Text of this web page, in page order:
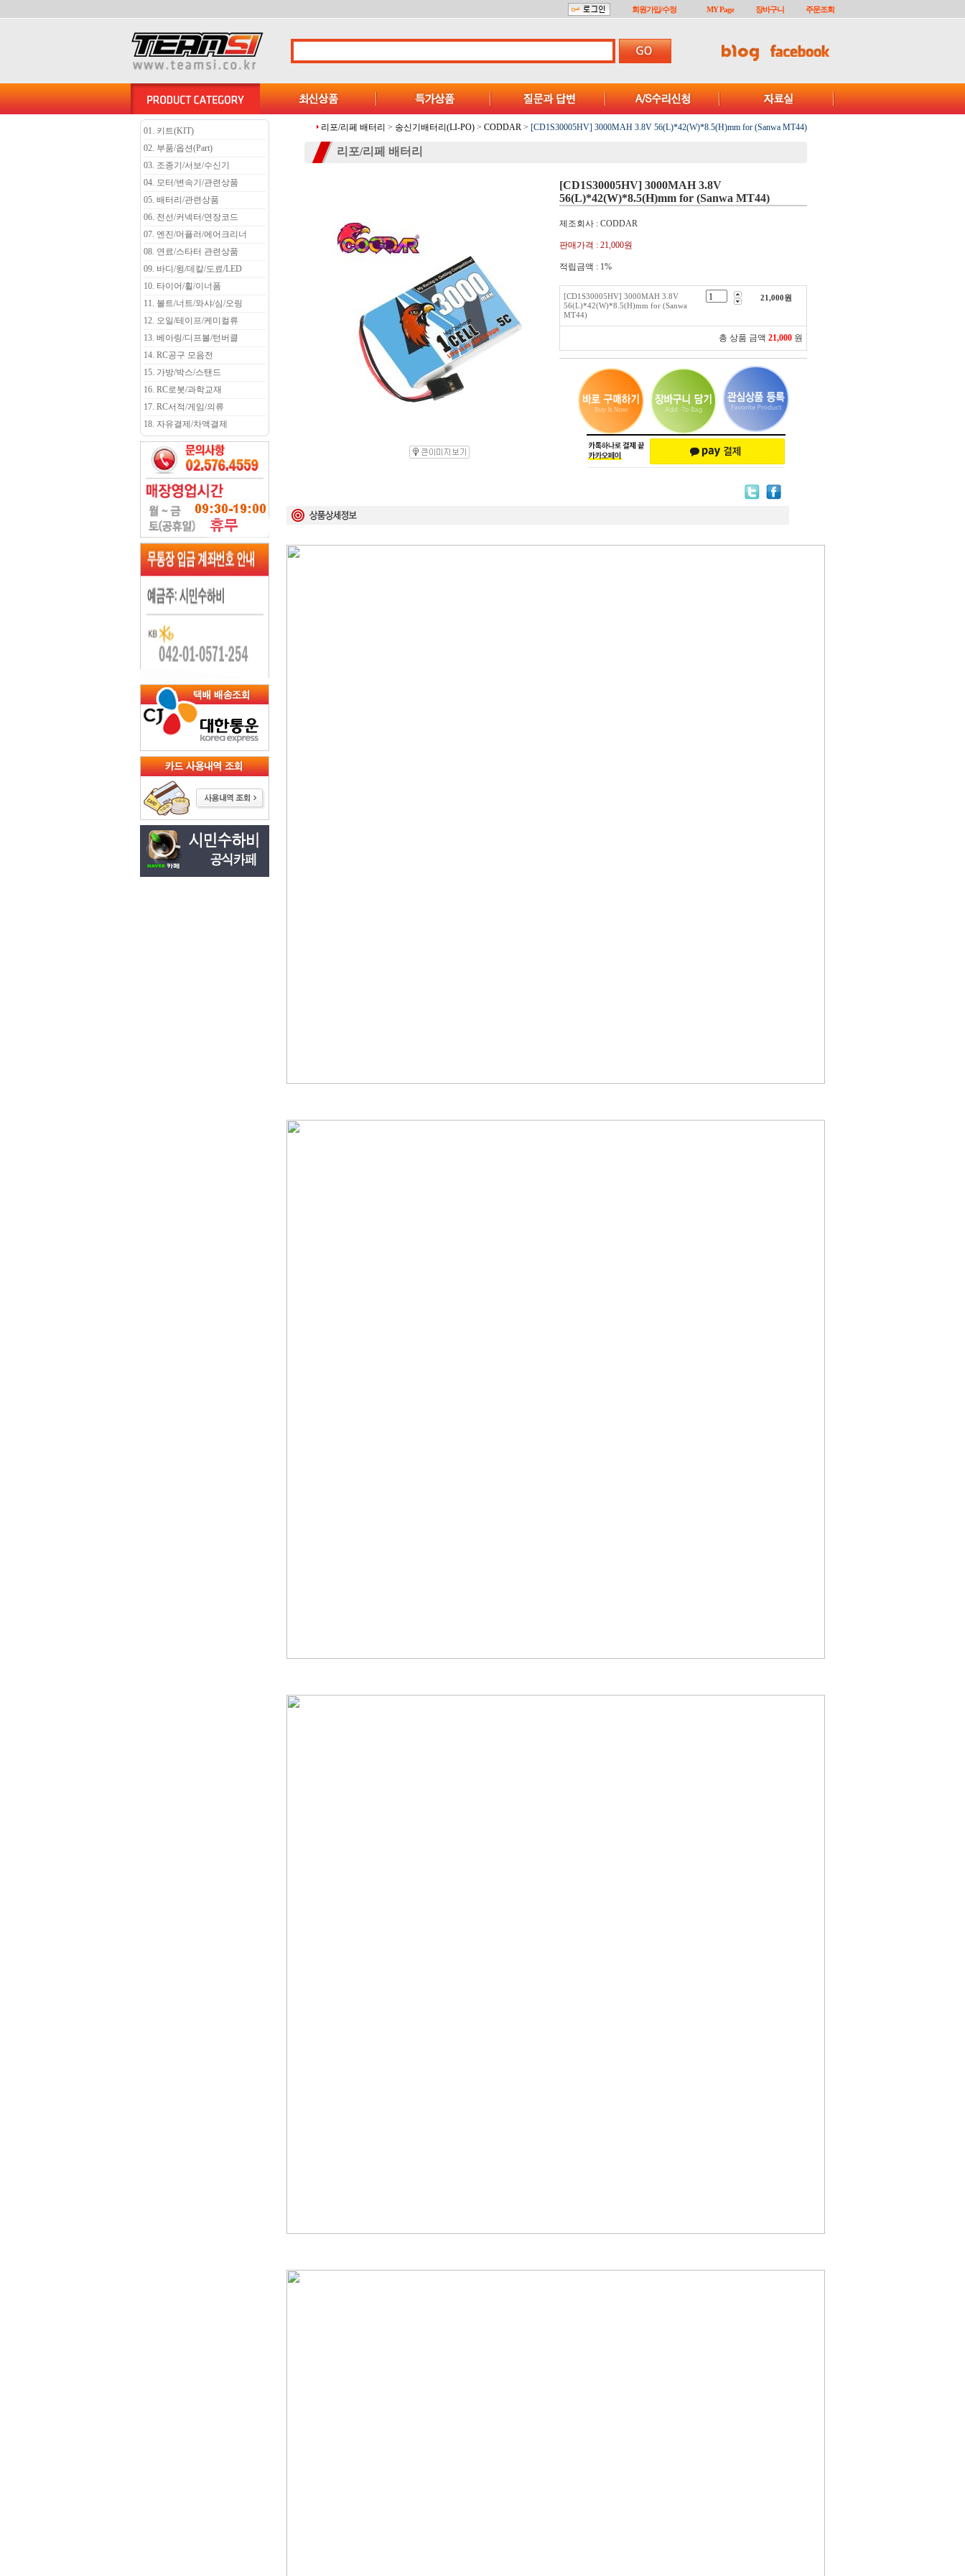
회원가입/수정 MY Page 장바구니 주문조회
01. 키트(KIT)
02. 부품/옵션(Part)
03. 조종기/서보/수신기
04. 모터/변속기/관련상품
05. 배터리/관련상품
06. 전선/커넥터/연장코드
07. 엔진/머플러/에어크리너
08. 연료/스타터 관련상품
09. 바디/윙/데칼/도료/LED
10. 타이어/휠/이너폼
11. 볼트/너트/와샤/심/오링
12. 오일/테이프/케미컬류
13. 베아링/디프볼/턴버클
14. RC공구 모음전
15. 가방/박스/스탠드
16. RC로봇/과학교재
17. RC서적/게임/의류
18. 자유결제/차액결제
리포/리페 배터리 > 송신기배터리(LI-PO) > CODDAR > [CD1S30005HV] 3000MAH 3.8V 56(L)*42(W)*8.5(H)mm for (Sanwa MT44)
리포/리페 배터리
[CD1S30005HV] 3000MAH 3.8V
56(L)*42(W)*8.5(H)mm for (Sanwa MT44)
제조회사 : CODDAR
판매가격 : 21,000원
적립금액 : 1%
[CD1S30005HV] 3000MAH 3.8V
56(L)*42(W)*8.5(H)mm for (Sanwa
MT44)
21,000원
총 상품 금액 21,000 원